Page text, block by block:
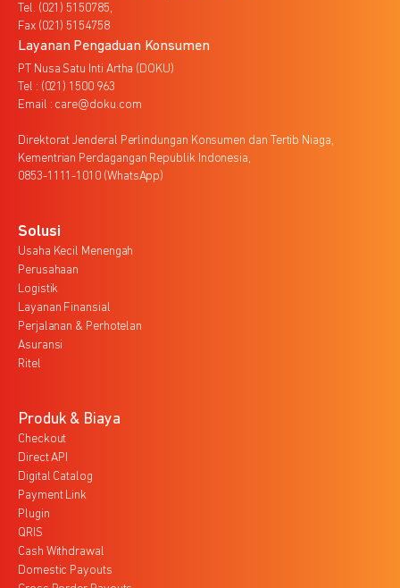
Tel. (021) 5150785,
Fax (021) 5154758
Layanan Pengaduan Konsumen
PT Nusa Satu Inti Artha (DOKU)
Tel : (021) 1500 963
Email : care@doku.com
Direktorat Jenderal Perlindungan Konsumen dan Tertib Niaga,
Kementrian Perdagangan Republik Indonesia,
0853-1111-1010 (WhatsApp)
Solusi
Usaha Kecil Menengah
Perusahaan
Logistik
Layanan Finansial
Perjalanan & Perhotelan
Asuransi
Ritel
Produk & Biaya
Checkout
Direct API
Digital Catalog
Payment Link
Plugin
QRIS
Cash Withdrawal
Domestic Payouts